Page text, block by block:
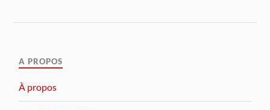
A PROPOS
À propos